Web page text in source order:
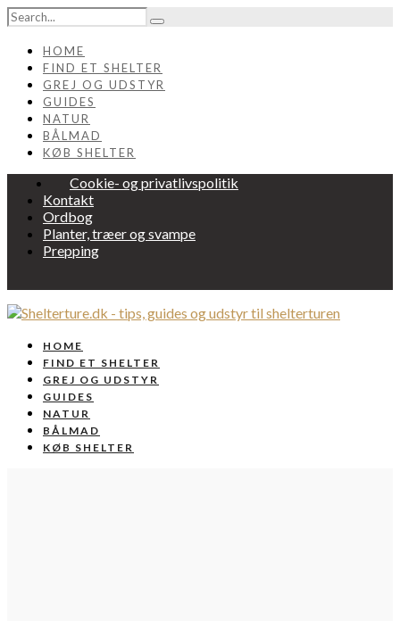
HOME
FIND ET SHELTER
GREJ OG UDSTYR
GUIDES
NATUR
BÅLMAD
KØB SHELTER
Cookie- og privatlivspolitik
Kontakt
Ordbog
Planter, træer og svampe
Prepping
HOME
FIND ET SHELTER
GREJ OG UDSTYR
GUIDES
NATUR
BÅLMAD
KØB SHELTER